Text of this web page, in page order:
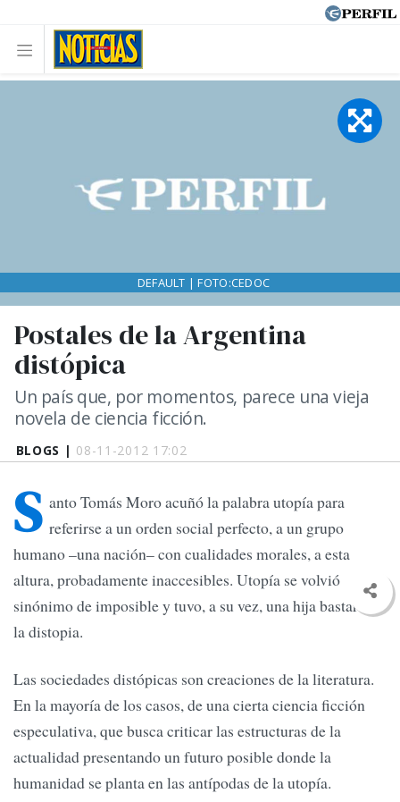
BLOGS | 08-11-2012 17:02
Postales de la Argentina
distópica
Un país que, por momentos, parece una vieja
novela de ciencia ficción.
DEFAULT | FOTO:CEDOC
S anto Tomás Moro acuñó la palabra utopía para
referirse a un orden social perfecto, a un grupo
humano –una nación– con cualidades morales, a esta
altura, probadamente inaccesibles. Utopía se volvió
sinónimo de imposible y tuvo, a su vez, una hija bastarda:
la distopia.
Las sociedades distópicas son creaciones de la literatura.
En la mayoría de los casos, de una cierta ciencia ficción
especulativa, que busca criticar las estructuras de la
actualidad presentando un futuro posible donde la
humanidad se planta en las antípodas de la utopía.